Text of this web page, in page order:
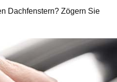
Dachfenstern? Zögern Sie